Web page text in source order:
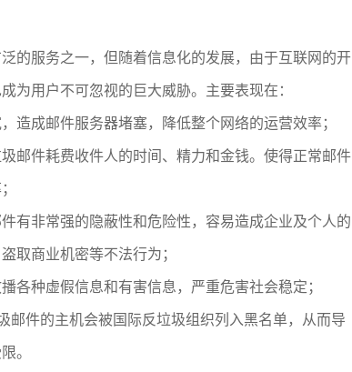
的服务之一，但随着信息化的发展，由于互联网的开
为用户不可忽视的巨大威胁。主要表现在：
造成邮件服务器堵塞，降低整个网络的运营效率；
邮件耗费收件人的时间、精力和金钱。使得正常邮件
有非常强的隐蔽性和危险性，容易造成企业及个人的
取商业机密等不法行为；
各种虚假信息和有害信息，严重危害社会稳定；
邮件的主机会被国际反垃圾组织列入黑名单，从而导
。